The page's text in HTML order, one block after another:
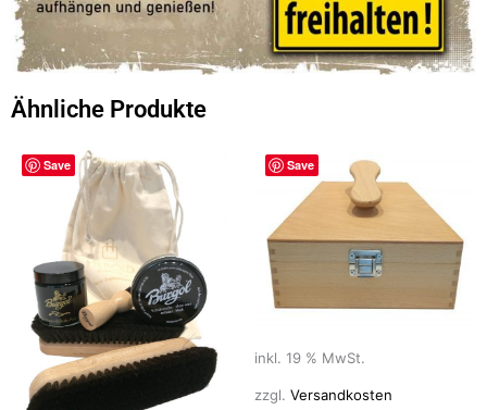
Ähnliche Produkte
Save Save
inkl. 19 % MwSt.
zzgl. Versandkosten